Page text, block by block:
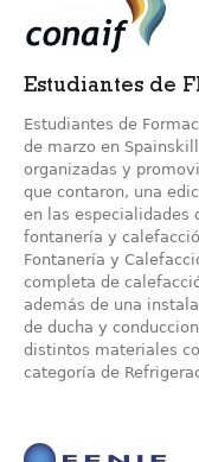
Estudiantes de
Estudiantes de
de marzo en
organizadas y
que contaron, una
en las especialidades
fontanería y
Fontanería y
completa de
además de una
de ducha y
distintos materiales
categoría de